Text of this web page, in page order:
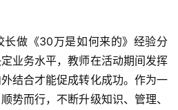
长做《30万是如何来的》经验分
业务水平，教师在活动期间发挥
结合才能促成转化成功。作为一
势而行，不断升级知识、管理、